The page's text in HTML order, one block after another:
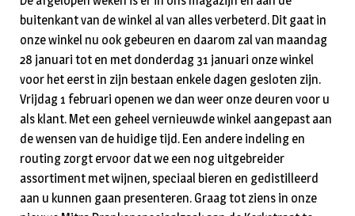
buitenkant van de winkel al van alles verbeterd. Dit gaat in
onze winkel nu ook gebeuren en daarom zal van maandag
28 januari tot en met donderdag 31 januari onze winkel
voor het eerst in zijn bestaan enkele dagen gesloten zijn.
Vrijdag 1 februari openen we dan weer onze deuren voor u
als klant. Met een geheel vernieuwde winkel aangepast aan
de wensen van de huidige tijd. Een andere indeling en
routing zorgt ervoor dat we een nog uitgebreider
assortiment met wijnen, speciaal bieren en gedistilleerd
aan u kunnen gaan presenteren. Graag tot ziens in onze